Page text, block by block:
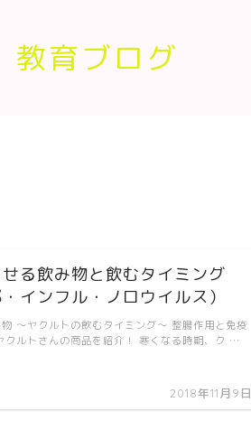
教育ブログ
る飲み物と飲むタイミング
インフル・ノロウイルス）
2018年11月9日
〜ヤクルトの飲むタイミング〜 整腸作用と免疫
クルトさんの商品を紹介！ 寒くなる時期、ク …